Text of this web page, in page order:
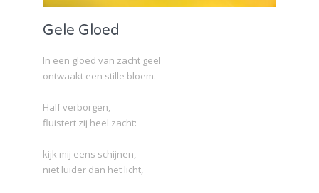
Gele Gloed
In een gloed van zacht geel
ontwaakt een stille bloem.
Half verborgen,
fluistert zij heel zacht:
kijk mij eens schijnen,
niet luider dan het licht,